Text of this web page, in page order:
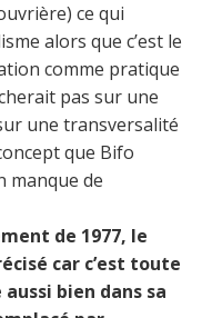
ce qui
alors que c’est le
comme pratique
pas sur une
une transversalité
que Bifo
manque de
de 1977, le
car c’est toute
bien dans sa